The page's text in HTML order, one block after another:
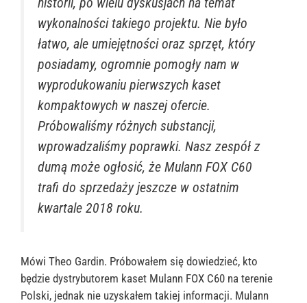
wykonalności takiego projektu. Nie było
łatwo, ale umiejętności oraz sprzęt, który
posiadamy, ogromnie pomogły nam w
wyprodukowaniu pierwszych kaset
kompaktowych w naszej ofercie.
Próbowaliśmy różnych substancji,
wprowadzaliśmy poprawki. Nasz zespół z
dumą może ogłosić, że Mulann FOX C60
trafi do sprzedaży jeszcze w ostatnim
kwartale 2018 roku.
Mówi Theo Gardin. Próbowałem się dowiedzieć, kto
będzie dystrybutorem kaset Mulann FOX C60 na terenie
Polski, jednak nie uzyskałem takiej informacji. Mulann